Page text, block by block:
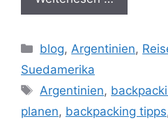
Kategorien
blog, Argentinien,
Suedamerika
Schlagwörter
Argentinien,
planen, backpacking tipps